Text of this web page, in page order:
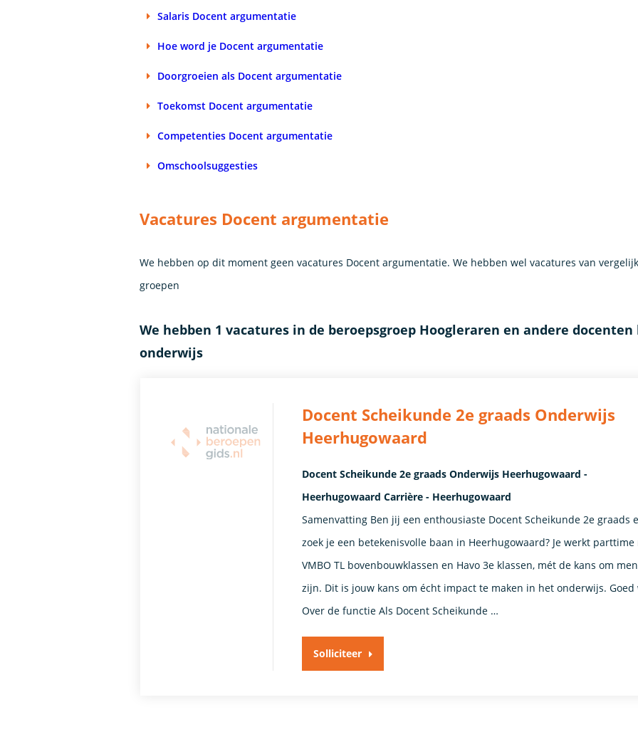
Salaris Docent argumentatie
Hoe word je Docent argumentatie
Doorgroeien als Docent argumentatie
Toekomst Docent argumentatie
Competenties Docent argumentatie
Omschoolsuggesties
Vacatures Docent argumentatie
We hebben op dit moment geen vacatures Docent argumentatie. We hebben wel vacatures van
groepen
We hebben 1 vacatures in de beroepsgroep Hoogleraren en andere docenten
onderwijs
Docent Scheikunde 2e graads Onderwijs
Heerhugowaard
Docent Scheikunde 2e graads Onderwijs Heerhugowaard -
Heerhugowaard Carrière - Heerhugowaard
Samenvatting Ben jij een enthousiaste Docent Scheikunde 2e graads
zoek je een betekenisvolle baan in Heerhugowaard? Je werkt parttime
VMBO TL bovenbouwklassen en Havo 3e klassen, mét de kans om
zijn. Dit is jouw kans om écht impact te maken in het onderwijs. Goed
Over de functie Als Docent Scheikunde …
Solliciteer